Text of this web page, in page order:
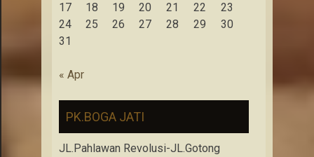
17
18 19 20 21 22
23
24
25 26 27 28 29
30
31
« Apr
PK.BOGA JATI
JL.Pahlawan Revolusi-JL.Gotong